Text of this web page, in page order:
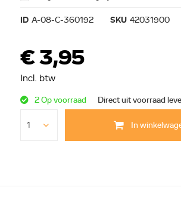
ID A-08-C-360192 SKU 42031900
€ 3,95
Incl. btw
2 Op voorraad Direct uit voorraad
In